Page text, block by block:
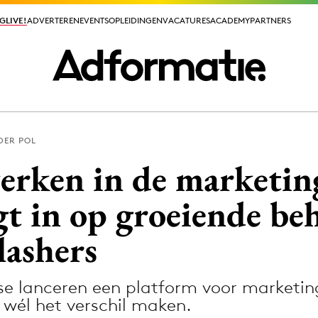
ADVERTERENEVENTSOPLEIDINGENVACATURESACADEMYPARTNERS
ADVERTERENEVENTSOPLEIDINGENVACATURESACADEMYPARTNERS
PR
POL
in de
in op groeiende
lanceren een platform voor
het verschil maken.